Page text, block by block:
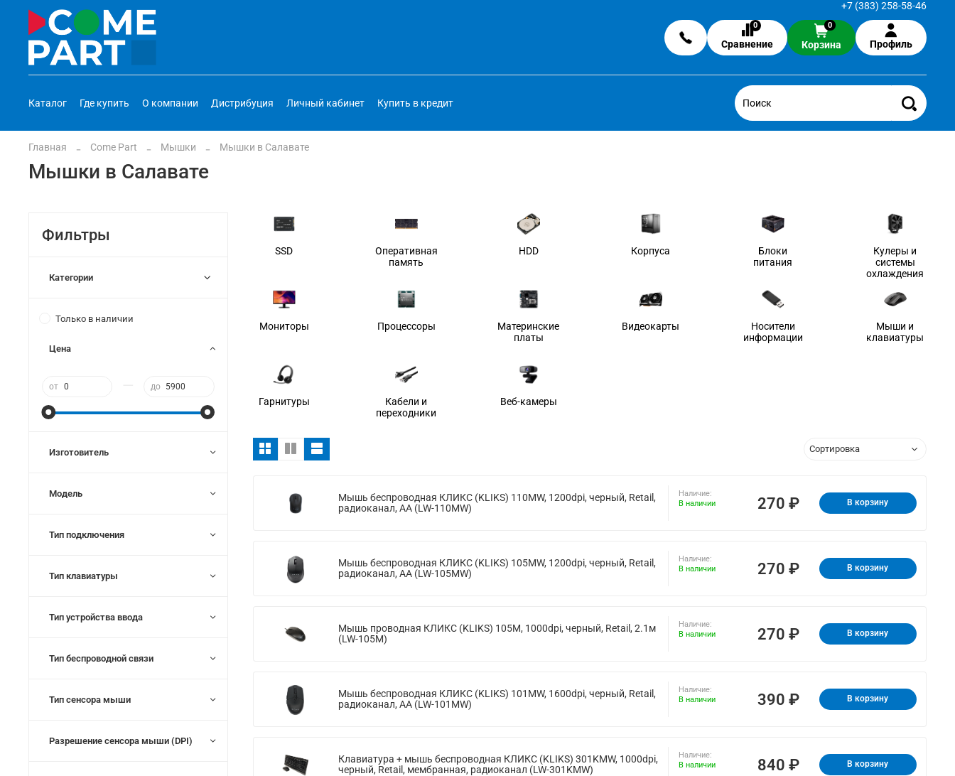
+7 (383) 258-58-46
0
Сравнение
0
Корзина Профиль
Каталог Где купить О компании Дистрибуция Личный кабинет Купить в кредит
Главная Come Part Мышки Мышки в Салавате
Мышки в Салавате
SSD
Оперативная
память
HDD Корпуса
Блоки
питания
Кулеры и
системы
охлаждения
Мониторы Процессоры
Материнские
платы
Видеокарты
Носители
информации
Мыши и
клавиатуры
Гарнитуры
Кабели и
переходники
Веб-камеры
Мышь беспроводная КЛИКС (KLIKS) 110MW, 1200dpi, черный, Retail,
радиоканал, AA (LW-110MW)
Наличие:
В наличии
270 ₽ В корзину
Мышь беспроводная КЛИКС (KLIKS) 105MW, 1200dpi, черный, Retail,
радиоканал, AA (LW-105MW)
Наличие:
В наличии
270 ₽ В корзину
Мышь проводная КЛИКС (KLIKS) 105M, 1000dpi, черный, Retail, 2.1м
(LW-105M)
Наличие:
В наличии
270 ₽ В корзину
Мышь беспроводная КЛИКС (KLIKS) 101MW, 1600dpi, черный, Retail,
радиоканал, AA (LW-101MW)
Наличие:
В наличии
390 ₽ В корзину
Клавиатура + мышь беспроводная КЛИКС (KLIKS) 301KMW, 1000dpi,
черный, Retail, мембранная, радиоканал (LW-301KMW)
Наличие:
В наличии
840 ₽ В корзину
Фильтры
Категории
Только в наличии
Цена
от до
Изготовитель
Модель
Тип подключения
Тип клавиатуры
Тип устройства ввода
Тип беспроводной связи
Тип сенсора мыши
Разрешение сенсора мыши (DPI)